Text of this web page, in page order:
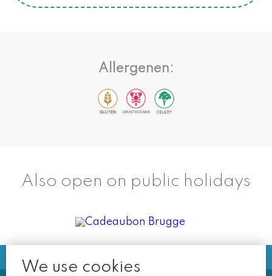
Allergenen:
Also open on public holidays
We use cookies